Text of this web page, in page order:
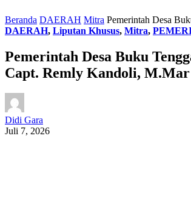
Beranda DAERAH Mitra Pemerintah Desa
DAERAH, Liputan Khusus, Mitra,
Pemerintah Desa Buku
Capt. Remly Kandoli, M.Mar
Didi Gara
Juli 7, 2026